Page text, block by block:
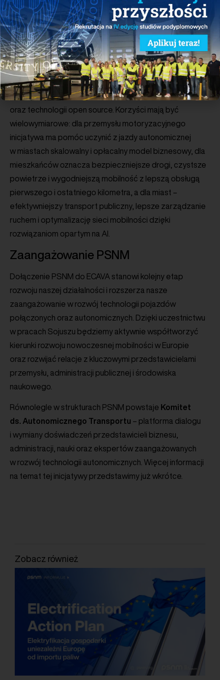
mieć charakter europejski, z europejskimi producentami
i dostawcami technologii w centrum, bez wykluczania
współpracy międzynarodowej.
Inicjatywa jest ściśle powiązana z unijnym pakietem
na rzecz suwerenności technologicznej i opiera się
na europejskich zasobach w zakresie półprzewodników,
suwerennej chmury, infrastruktury danych, fabryk AI
oraz technologii open source. Korzyści mają być
wielowymiarowe: dla przemysłu motoryzacyjnego
inicjatywa ma pomóc uczynić z jazdy autonomicznej
w miastach skalowalny i opłacalny model biznesowy, dla
mieszkańców oznacza bezpieczniejsze drogi, czystsze
powietrze i wygodniejszą mobilność z lepszą obsługą
pierwszego i ostatniego kilometra, a dla miast –
efektywniejszy transport publiczny, lepsze zarządzanie
ruchem i optymalizację sieci mobilności dzięki
rozwiązaniom opartym na AI.
Zaangażowanie PSNM
Dołączenie PSNM do ECAVA stanowi kolejny etap
rozwoju naszej działalności i rozszerza nasze
zaangażowanie w rozwój technologii pojazdów
połączonych oraz autonomicznych. Dzięki uczestnictwu
w pracach Sojuszu będziemy aktywnie współtworzyć
kierunki rozwoju nowoczesnej mobilności w Europie
oraz rozwijać relacje z kluczowymi przedstawicielami
przemysłu, administracji publicznej i środowiska
naukowego.
Równolegle w strukturach PSNM powstaje Komitet
ds. Autonomicznego Transportu – platforma dialogu
i wymiany doświadczeń przedstawicieli biznesu,
administracji, nauki oraz ekspertów zaangażowanych
w rozwój technologii autonomicznych. Więcej informacji
na temat tej inicjatywy przedstawimy już wkrótce.
Zobacz również